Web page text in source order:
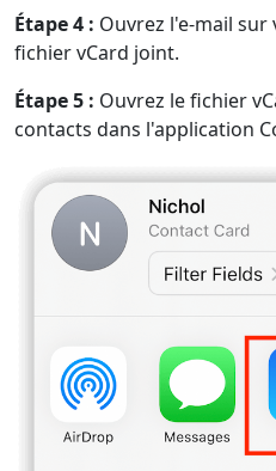
Étape 4 : Ouvrez l'e-mail
fichier vCard joint.
Étape 5 : Ouvrez le fichier
contacts dans l'application